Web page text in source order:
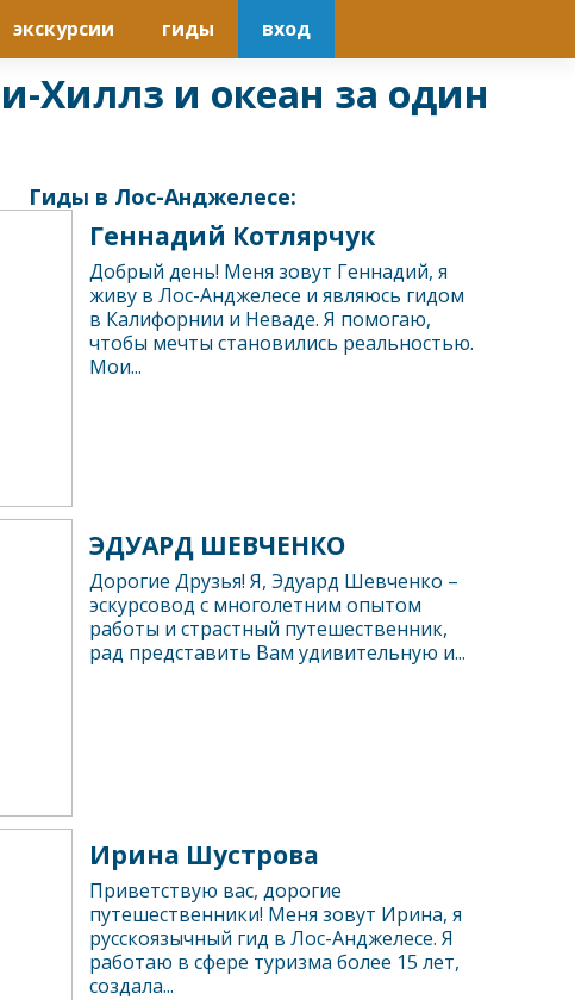
экскурсии гиды вход
Хиллз и океан за один
Гиды в Лос-Анджелесе:
Геннадий Котлярчук
Добрый день! Меня зовут Геннадий, я
живу в Лос-Анджелесе и являюсь гидом
в Калифорнии и Неваде. Я помогаю,
чтобы мечты становились реальностью.
Мои...
ЭДУАРД ШЕВЧЕНКО
Дорогие Друзья! Я, Эдуард Шевченко –
эскурсовод с многолетним опытом
работы и страстный путешественник,
рад представить Вам удивительную и...
Ирина Шустрова
Приветствую вас, дорогие
путешественники! Меня зовут Ирина, я
русскоязычный гид в Лос-Анджелесе. Я
работаю в сфере туризма более 15 лет,
создала...